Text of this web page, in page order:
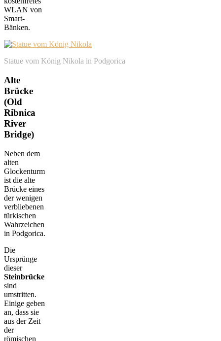
WLAN von
Smart-
Bänken.
Statue vom König Nikola in Podgorica
Alte
Brücke
(Old
Ribnica
River
Bridge)
Neben dem
alten
Glockenturm
ist die alte
Brücke eines
der wenigen
verbliebenen
türkischen
Wahrzeichen
in Podgorica.
Die
Ursprünge
dieser
Steinbrücke
sind
umstritten.
Einige geben
an, dass sie
aus der Zeit
der
römischen